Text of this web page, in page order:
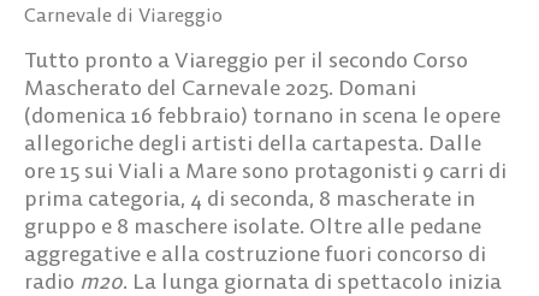
Carnevale di Viareggio
Tutto pronto a Viareggio per il secondo Corso
Mascherato del Carnevale 2025. Domani
(domenica 16 febbraio) tornano in scena le opere
allegoriche degli artisti della cartapesta. Dalle
ore 15 sui Viali a Mare sono protagonisti 9 carri di
prima categoria, 4 di seconda, 8 mascherate in
gruppo e 8 maschere isolate. Oltre alle pedane
aggregative e alla costruzione fuori concorso di
radio m2o. La lunga giornata di spettacolo inizia